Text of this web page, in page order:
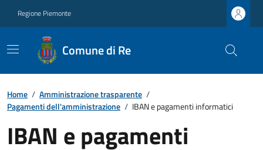
Regione Piemonte
Comune di Re
Home / Amministrazione trasparente /
Pagamenti dell'amministrazione / IBAN e pagamenti informatici
IBAN e pagamenti